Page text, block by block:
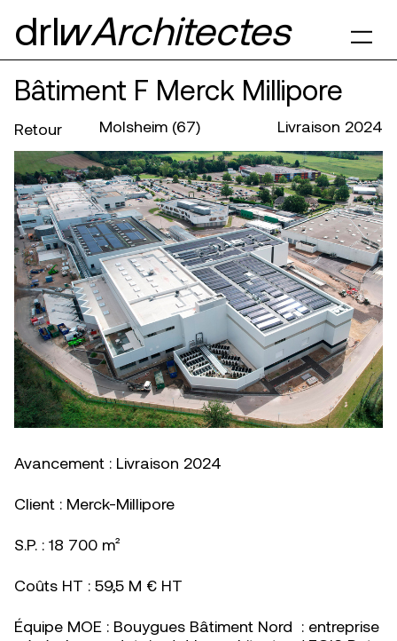
drl§Architectes
Bâtiment F Merck Millipore
Retour Molsheim (67) Livraison 2024
Avancement : Livraison 2024
Client : Merck-Millipore
S.P. : 18 700 m²
Coûts HT : 59,5 M € HT
Équipe MOE : Bouygues Bâtiment Nord : entreprise